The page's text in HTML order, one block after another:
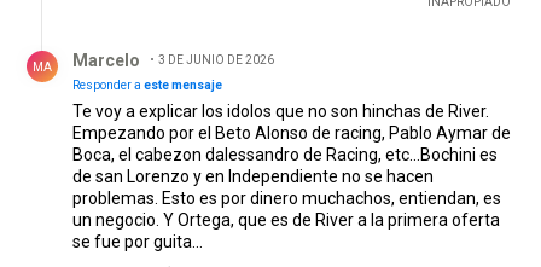
MA Marcelo
3 DE JUNIO DE 2026
Responder a este mensaje
Te voy a explicar los idolos que no son hinchas de River.
Empezando por el Beto Alonso de racing, Pablo Aymar de
Boca, el cabezon dalessandro de Racing, etc...Bochini es
de san Lorenzo y en Independiente no se hacen
problemas. Esto es por dinero muchachos, entiendan, es
un negocio. Y Ortega, que es de River a la primera oferta
se fue por guita...